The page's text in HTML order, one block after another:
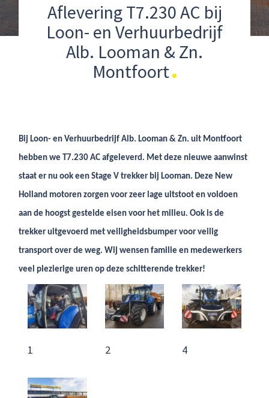
Aflevering T7.230 AC bij
Loon- en Verhuurbedrijf
Alb. Looman & Zn.
Montfoort
Bij Loon- en Verhuurbedrijf Alb. Looman & Zn. uit Montfoort
hebben we T7.230 AC afgeleverd. Met deze nieuwe aanwinst
staat er nu ook een Stage V trekker bij Looman. Deze New
Holland motoren zorgen voor zeer lage uitstoot en voldoen
aan de hoogst gestelde eisen voor het milieu. Ook is de
trekker uitgevoerd met veiligheidsbumper voor veilig
transport over de weg. Wij wensen familie en medewerkers
veel plezierige uren op deze schitterende trekker!
1 2 4